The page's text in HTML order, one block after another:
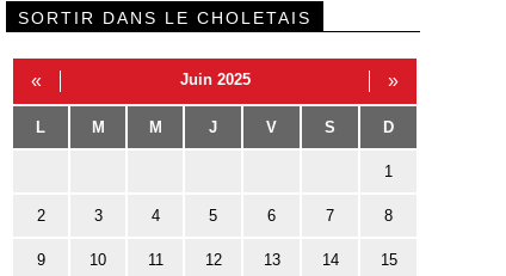
SORTIR DANS LE CHOLETAIS
« Juin 2025 »
L M M J V S D
1
2 3 4 5 6 7 8
9 10 11 12 13 14 15